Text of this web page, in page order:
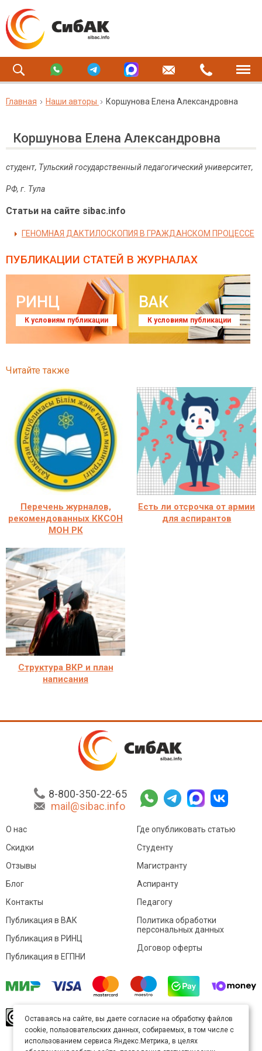
Главная Наши авторы Коршунова Елена Александровна
Коршунова Елена Александровна
студент, Тульский государственный педагогический университет,
РФ, г Тула
Статьи на сайте sibac.info
ГЕНОМНАЯ ДАКТИЛОСКОПИЯ В ГРАЖДАНСКОМ ПРОЦЕССЕ
ПУБЛИКАЦИИ СТАТЕЙ В ЖУРНАЛАХ
РИНЦ
К условиям публикации
ВАК
К условиям публикации
Читайте также
Перечень журналов,
рекомендованных ККСОН
МОН РК
Есть ли отсрочка от армии
для аспирантов
Структура ВКР и план
написания
8-800-350-22-65
mail@sibac.info
О нас
Скидки
Отзывы
Блог
Контакты
Где опубликовать статью
Студенту
Магистранту
Аспиранту
Педагогу
Публикация в ВАК
Публикация в РИНЦ
Публикация в ЕГПНИ
Политика обработки
персональных данных
Договор оферты
произведение доступно полицензии Creative
Commons «Attribution» («Атрибуция») 4.0
Непортированная.
Оставаясь на сайте, вы даете согласие на обработку файлов
cookie, пользовательских данных, собираемых, в том числе с
использованием сервиса Яндекс.Метрика, в целях